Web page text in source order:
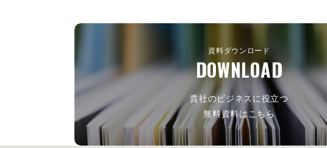
資料ダウンロード
DOWNLOAD
貴社のビジネスに役立つ
無料資料はこちら